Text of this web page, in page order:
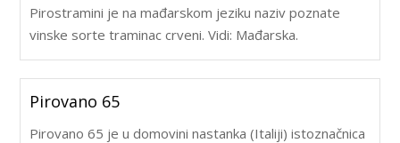
Pirostramini je na mađarskom jeziku naziv poznate
vinske sorte traminac crveni. Vidi: Mađarska.
Pirovano 65
Pirovano 65 je u domovini nastanka (Italiji) istoznačnica